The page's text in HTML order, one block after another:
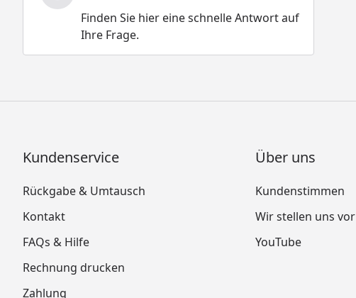
Finden Sie hier eine schnelle Antwort auf
Ihre Frage.
Kundenservice
Rückgabe & Umtausch
Kontakt
FAQs & Hilfe
Rechnung drucken
Zahlung
Über uns
Kundenstimmen
Wir stellen uns vor
YouTube